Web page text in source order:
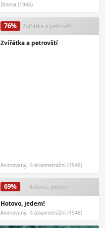
Drama (1946)
76% Zvířátka a petrovští
Zvířátka a petrovští
Animovaný, Krátkometrážní (1946)
69% Hotovo, jedem!
Hotovo, jedem!
Animovaný, Krátkometrážní (1946)